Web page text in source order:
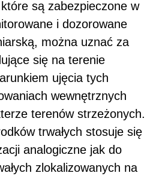
są zabezpieczone w
i dozorowane
można uznać za
się na terenie
ujęcia tych
wewnętrznych
terenów strzeżonych.
trwałych stosuje się
analogiczne jak do
zlokalizowanych na